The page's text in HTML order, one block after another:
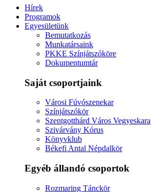
Hírek
Programok
Egyesületünk
Bemutatkozás
Munkatársaink
PKKE Színjátszóköre
Dokumentumtár
Saját csoportjaink
Városi Fúvószenekar
Színjátszókör
Szentgotthárd Város Vegyeskara
Szivárvány Kórus
Könyvklub
Békefi Antal Népdalkör
Egyéb állandó csoportok
Rozmaring Tánckör